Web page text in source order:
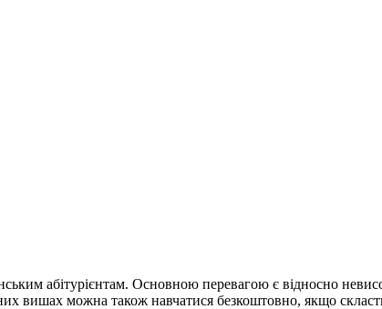
абітурієнтам. Основною перевагою є відносно
вишах можна також навчатися безкоштовно, якщо